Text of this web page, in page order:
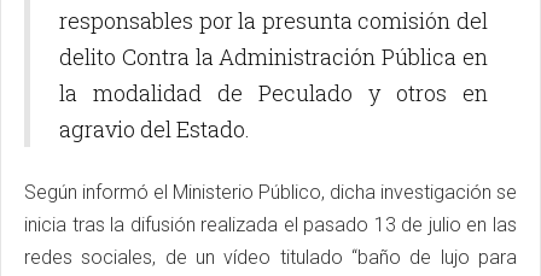
responsables por la presunta comisión del
delito Contra la Administración Pública en
la modalidad de Peculado y otros en
agravio del Estado.
Según informó el Ministerio Público, dicha investigación se
inicia tras la difusión realizada el pasado 13 de julio en las
redes sociales, de un vídeo titulado “baño de lujo para